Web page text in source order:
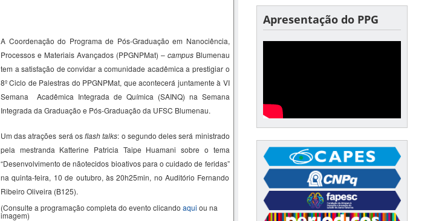
A Coordenação do Programa de Pós-Graduação em Nanociência,
Processos e Materiais Avançados (PPGNPMat) – campusBlumenau
tem a satisfação de convidar a comunidade acadêmica a prestigiar o
8º Ciclo de Palestras do PPGNPMat, que acontecerá juntamente à VI
Semana Acadêmica Integrada de Química (SAINQ) na Semana
Integrada da Graduação e Pós-Graduação da UFSC Blumenau.
Um das atrações será osflash talks: o segundo deles será ministrado
pela mestranda Katterine Patricia Taipe Huamani sobre o tema
“Desenvolvimento denãotecidos bioativos para o cuidado de feridas”
na quinta-feira, 10 de outubro, às 20h25min, no Auditório Fernando
Ribeiro Oliveira (B125).
(Consulte a programação completa do evento clicando aqui ou na
imagem)
Apresentação do PPG